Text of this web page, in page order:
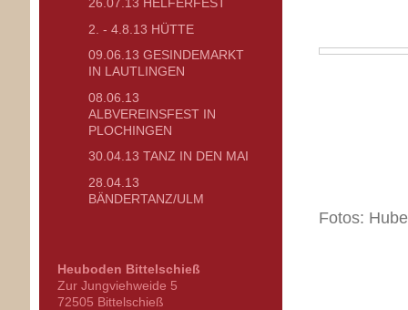
Fotos:
26.07.13 HELFERFEST
2. - 4.8.13 HÜTTE
09.06.13 GESINDEMARKT
IN LAUTLINGEN
08.06.13
ALBVEREINSFEST IN
PLOCHINGEN
30.04.13 TANZ IN DEN MAI
28.04.13
BÄNDERTANZ/ULM
Heuboden Bittelschieß
Zur Jungviehweide 5
72505 Bittelschieß